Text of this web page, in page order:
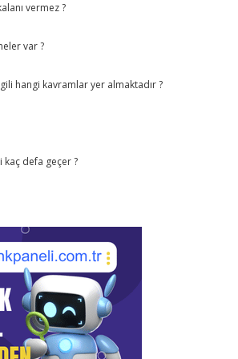
vermez ?
var ?
hangi kavramlar yer almaktadır ?
kaç defa geçer ?